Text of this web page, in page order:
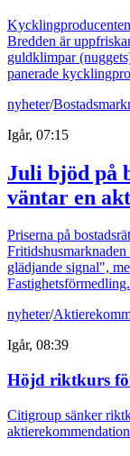
Bredden är
guldklimpar
panerade
nyheter/
Igår, 07:15
Juli bjöd på
väntar en
Priserna på
glädjande signal",
Fastighetsförmedling.
nyheter/
Igår, 08:39
Höjd riktkurs
Citigroup sänker